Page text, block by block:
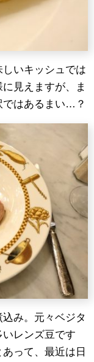
いキッシュでは
見えますが、ま
ではあるまい…？
み。元々ベジタ
レンズ豆です
って、最近は日